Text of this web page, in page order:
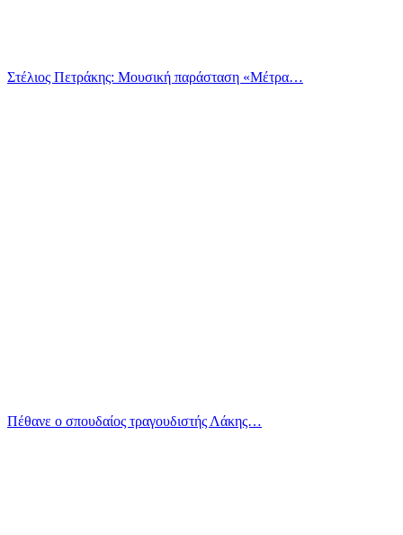
Στέλιος Πετράκης: Μουσική παράσταση «Μέτρα…
Πέθανε ο σπουδαίος τραγουδιστής Λάκης…